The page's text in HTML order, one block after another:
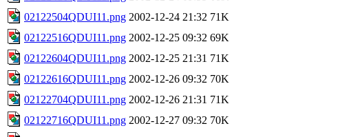
02122504QDUI11.png 2002-12-24 21:32 71K
02122516QDUI11.png 2002-12-25 09:32 69K
02122604QDUI11.png 2002-12-25 21:31 71K
02122616QDUI11.png 2002-12-26 09:32 70K
02122704QDUI11.png 2002-12-26 21:31 71K
02122716QDUI11.png 2002-12-27 09:32 70K